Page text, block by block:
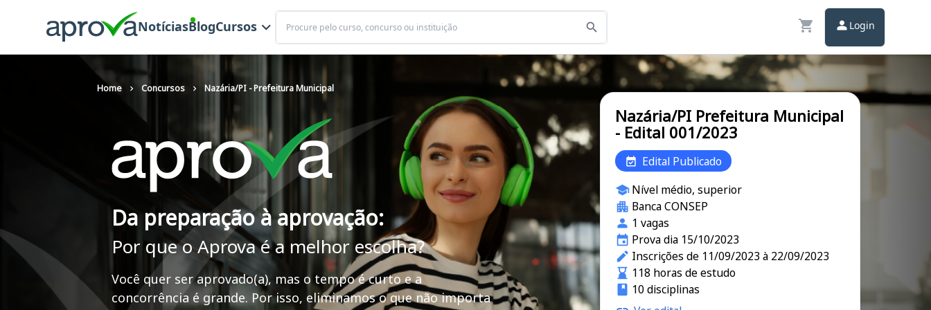
NotíciasBlogCursos
Buscar
Login
Home Concursos Nazária/PI - Prefeitura Municipal
Da preparação à aprovação:
Por que o Aprova é a melhor escolha?
Você quer ser aprovado(a), mas o tempo é curto e a
concorrência é grande. Por isso, eliminamos o que não importa
Nazária/PI Prefeitura Municipal
- Edital 001/2023
Edital Publicado
Nível médio, superior
Banca CONSEP
1 vagas
Prova dia 15/10/2023
Inscrições de 11/09/2023 à 22/09/2023
118 horas de estudo
10 disciplinas